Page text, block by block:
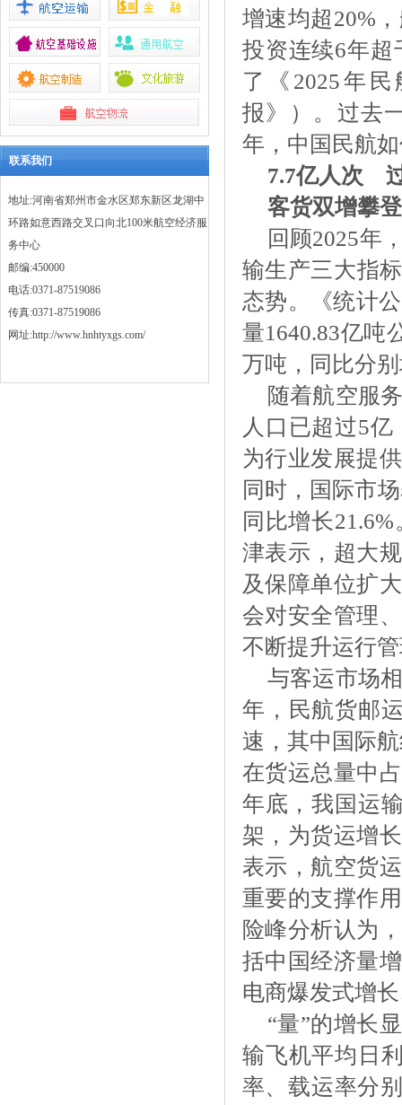
联系我们
地址:河南省郑州市金水区郑东新区龙湖中
环路如意西路交叉口向北100米航空经济服
务中心
邮编:450000
电话:0371-87519086
传真:0371-87519086
网址:http://www.hnhtyxgs.com/
增速均超20%
投资连续6年
了《2025年
报》）。过去
年，中国民航
7.7亿人次
客货双增攀
回顾2025年
输生产三大指
态势。《统计
量1640.83亿吨
万吨，同比分
随着航空服
人口已超过5
为行业发展提
同时，国际市
同比增长
津表示，超大
及保障单位扩
会对安全管理
不断提升运行
与客运市场
年，民航货邮
速，其中国际
在货运总量中
年底，我国运
架，为货运增
表示，航空货
重要的支撑作
险峰分析认为
括中国经济量
电商爆发式增
“量”的增长
输飞机平均日
率、载运率分